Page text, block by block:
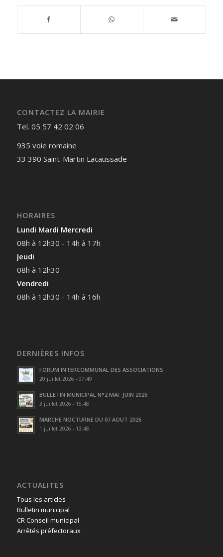
CONTACTEZ LA MAIRIE
Tel. 05 57 42 02 06
935 voie romaine
33 390 Saint-Martin Lacaussade
HORAIRES
Lundi Mardi Mercredi
08h à 12h30 - 14h à 17h
Jeudi
08h à 12h30
Vendredi
08h à 12h30 - 14h à 16h
DERNIÈRES INFOS
FORUM INTERCOMMUNAL DES ASSOCIATIONS
20 juillet 2026 - 07:49
BULLETIN MUNICIPAL N°2 MAI- JUIN 2026
3 juillet 2026 - 15:48
MARCHE NOCTURNE DU 07 AOUT 2026
1 juillet 2026 - 13:48
ACTUALITES
Tous les articles
Bulletin municipal
CR Conseil municipal
Arrêtés préfectoraux